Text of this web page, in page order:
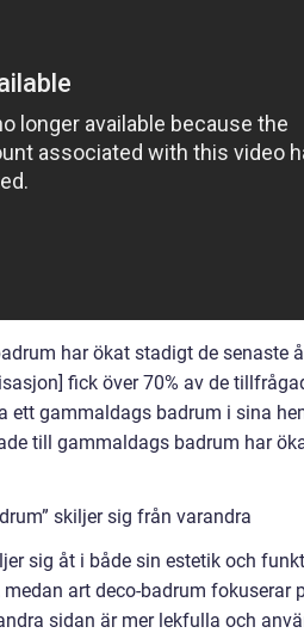
har ökat stadigt de senaste
fick över 70% av de
ett gammaldags badrum i sina
till gammaldags badrum har
skiljer sig från varandra
sig åt i både sin estetik och
art deco-badrum fokuserar
sidan är mer lekfulla och